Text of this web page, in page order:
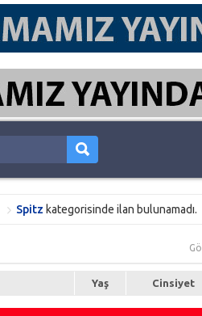
Spitz kategorisinde ilan bulunamadı.
Yaş Cinsiyet